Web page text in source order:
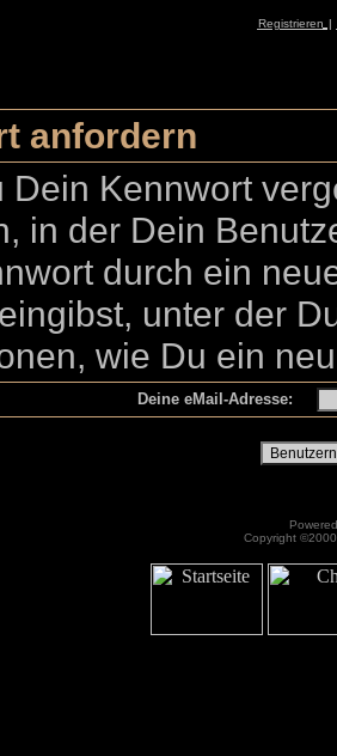
Registrieren |
anfordern
Dein Kennwort
in der Dein
durch ein
unter der
wie Du ein
Deine eMail-Adresse:
Copyright